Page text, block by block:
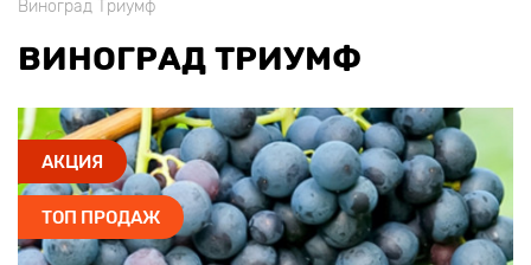
Виноград Триумф
ВИНОГРАД ТРИУМФ
АКЦИЯ
ТОП ПРОДАЖ